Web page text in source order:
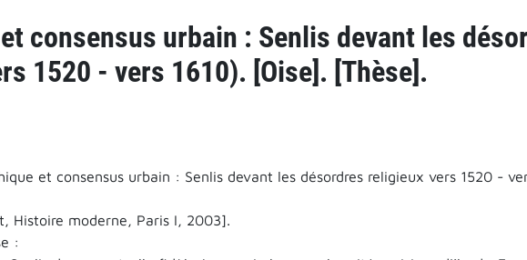
consensus urbain : Senlis devant les
1520 - vers 1610). [Oise]. [Thèse].
et consensus urbain : Senlis devant les désordres religieux vers 1520 -
Histoire moderne, Paris I, 2003].
: